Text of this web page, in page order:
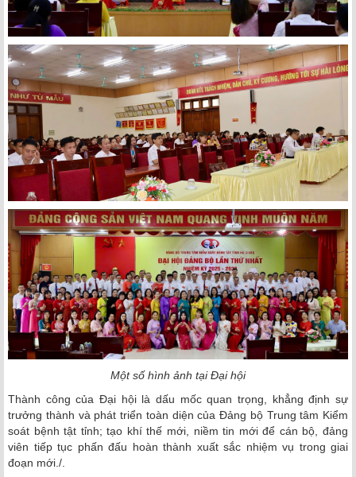
Một số hình ảnh tại Đại hội
Thành công của Đại hội là dấu mốc quan trọng, khẳng định sự
trưởng thành và phát triển toàn diện của Đảng bộ Trung tâm Kiểm
soát bệnh tật tỉnh; tạo khí thế mới, niềm tin mới để cán bộ, đảng
viên tiếp tục phấn đấu hoàn thành xuất sắc nhiệm vụ trong giai
đoạn mới./.